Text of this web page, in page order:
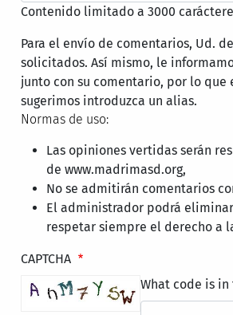
Contenido limitado a 3000
Para el envío de comentarios, Ud.
solicitados. Así mismo, le
junto con su comentario, por lo
sugerimos introduzca un alias.
Normas de uso:
Las opiniones vertidas serán
de www.madrimasd.org,
No se admitirán comentarios
El administrador podrá
respetar siempre el derecho a
CAPTCHA
What code is in